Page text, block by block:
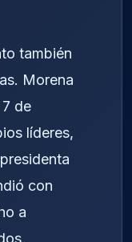
también
Morena
de
líderes,
con
a